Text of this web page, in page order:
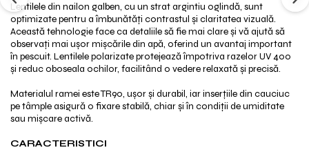
Lentilele din nailon galben, cu un strat argintiu oglindă, sunt
optimizate pentru a îmbunătăți contrastul și claritatea vizuală.
Această tehnologie face ca detaliile să fie mai clare și vă ajută să
observați mai ușor mișcările din apă, oferind un avantaj important
în pescuit. Lentilele polarizate protejează împotriva razelor UV 400
și reduc oboseala ochilor, facilitând o vedere relaxată și precisă.
Materialul ramei este TR90, ușor și durabil, iar inserțiile din cauciuc
pe tâmple asigură o fixare stabilă, chiar și în condiții de umiditate
sau mișcare activă.
CARACTERISTICI